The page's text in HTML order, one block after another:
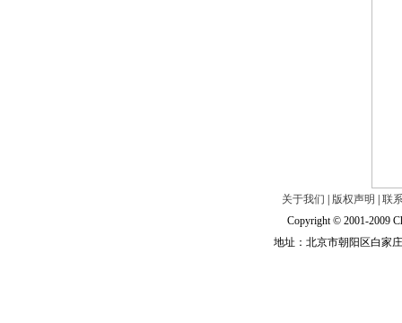
关于我们 版权声明
联
Copyright © 2001-2009
地址：北京市朝阳区白家